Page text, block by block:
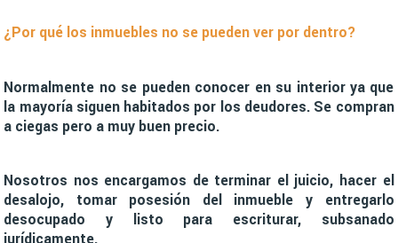
¿Por qué los inmuebles no se pueden ver por dentro?
Normalmente no se pueden conocer en su interior ya que
la mayoría siguen habitados por los deudores. Se compran
a ciegas pero a muy buen precio.
Nosotros nos encargamos de terminar el juicio, hacer el
desalojo, tomar posesión del inmueble y entregarlo
desocupado y listo para escriturar, subsanado